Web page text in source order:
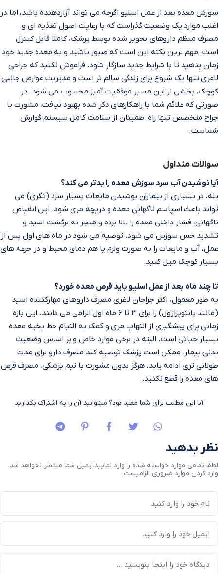
سوزش معده بعد از عمل اسلیو اگرچه می‌ تواند آزاردهنده باشد، اما در
اغلب موارد یک وضعیت گذراست که با رعایت اصول تغذیه‌ ای و
مصرف منظم داروهای تجویز شده توسط پزشک، کاملا قابل کنترل
است. مهم‌ ترین نکته این است که صبور باشید و به معده جدید خود
زمان بدهید تا با شرایط جدید سازگار شود. فراموش نکنید که جراحی
لاغری تنها یک شروع برای زندگی سالم‌ تر است و مدیریت عوارض جانبی
کوچک، بخشی از این مسیر موفقیت‌ آمیز محسوب می‌ شود. در
صورتی که علائم شما با راهکارهای ذکر شده بهبود نیافت، مشورت با
جراح متخصص تنها راه اطمینان از سلامت کامل سیستم گوارش
شماست.
سوالات متداول
آیا نوشیدن آب سرد سوزش معده را بدتر می‌ کند؟
بله، در بسیاری از بیماران نوشیدن مایعات بسیار سرد (تگری) می‌
تواند باعث اسپاسم ناگهانی معده و دریچه مری شود. این انقباض
ناگهانی، فشار داخلی معده را بالا برده و منجر به برگشت اسید و
تشدید حس سوزش می‌ شود. توصیه می‌ شود در ماه‌ های اول پس از
عمل، آب و مایعات را به صورت ولرم یا هم‌ دمای محیط و در جرعه‌ های
بسیار کوچک میل کنید.
تا چند ماه بعد از عمل اسلیو باید قرص معده خورد؟
به طور معمول، اکثر جراحان لاغری مصرف داروهای مهارکننده اسید
(مانند پانتوپرازول) را برای ۳ تا ۶ ماه اول الزامی می‌ دانند. این بازه
زمانی برای پیشگیری از التهاب مری و کمک به التیام خط بخیه معده
بسیار حیاتی است. البته در برخی موارد خاص و بر اساس وضعیت
بدنی بیمار، ممکن است پزشک توصیه کند مصرف دارو برای مدت
طولانی‌ تری ادامه یابد. هرگز بدون مشورت با تیم پزشکی، مصرف قرص‌
های معده را قطع نکنید.
آیا این مطلب برای شما مفید بود؟ میتوانید آن را به اشتراک بگذارید
نظر بدهید
لطفا تمامی موارد خواسته شده را وارد نمایید.ایمیل شما منتشر نخواهد شد.
وارد کردن موارد ضروری الزامیست.